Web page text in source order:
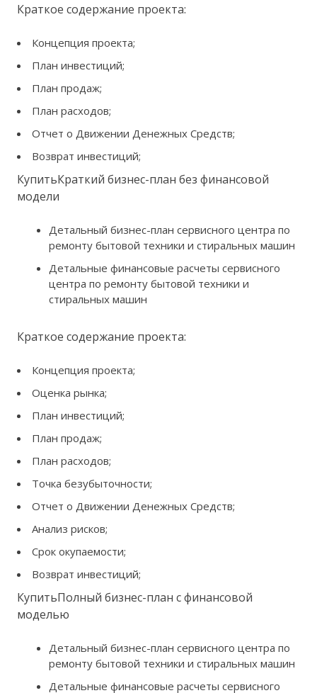
Краткое содержание проекта:
Концепция проекта;
План инвестиций;
План продаж;
План расходов;
Отчет о Движении Денежных Средств;
Возврат инвестиций;
КупитьКраткий бизнес-план без финансовой
модели
Детальный бизнес-план сервисного центра по
ремонту бытовой техники и стиральных машин
Детальные финансовые расчеты сервисного
центра по ремонту бытовой техники и
стиральных машин
Краткое содержание проекта:
Концепция проекта;
Оценка рынка;
План инвестиций;
План продаж;
План расходов;
Точка безубыточности;
Отчет о Движении Денежных Средств;
Анализ рисков;
Срок окупаемости;
Возврат инвестиций;
КупитьПолный бизнес-план с финансовой
моделью
Детальный бизнес-план сервисного центра по
ремонту бытовой техники и стиральных машин
Детальные финансовые расчеты сервисного